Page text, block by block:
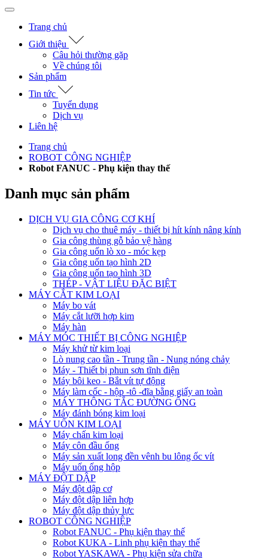
Trang chủ
Giới thiệu
Câu hỏi thường gặp
Về chúng tôi
Sản phẩm
Tin tức
Tuyển dụng
Dịch vụ
Liên hệ
Trang chủ
ROBOT CÔNG NGHIỆP
Robot FANUC - Phụ kiện thay thế
Danh mục sản phẩm
DỊCH VỤ GIA CÔNG CƠ KHÍ
Dịch vụ cho thuê máy - thiết bị hít kính nâng kính
Gia công thùng gỗ bảo vệ hàng
Gia công uốn lò xo - móc kẹp
Gia công uốn tạo hình 2D
Gia công uốn tạo hình 3D
THÉP - VẬT LIỆU ĐẶC BIỆT
MÁY CẮT KIM LOẠI
Máy bo vát
Máy cắt lưỡi hợp kim
Máy hàn
MÁY MÓC THIẾT BỊ CÔNG NGHIỆP
Máy khử từ kim loại
Lò nung cao tần - Trung tần - Nung nóng chảy
Máy - Thiết bị phun sơn tĩnh điện
Máy bôi keo - Bắt vít tự động
Máy làm cốc - hộp -tô -đĩa bằng giấy an toàn
MÁY THÔNG TẮC ĐƯỜNG ỐNG
Máy đánh bóng kim loại
MÁY UỐN KIM LOẠI
Máy chấn kim loại
Máy côn đầu ống
Máy sản xuất long đền vênh bu lông ốc vít
Máy uốn ống hộp
MÁY ĐỘT DẬP
Máy đột dập cơ
Máy đột dập liên hợp
Máy đột dập thủy lực
ROBOT CÔNG NGHIỆP
Robot FANUC - Phụ kiện thay thế
Robot KUKA - Linh phụ kiện thay thế
Robot YASKAWA - Phụ kiện sửa chữa